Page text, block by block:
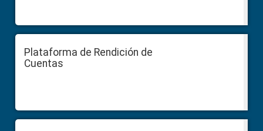
Plataforma de Rendición de
Cuentas